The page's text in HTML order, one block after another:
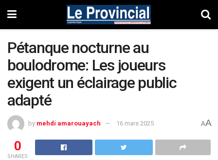
Pétanque nocturne au
boulodrome: Les joueurs
exigent un éclairage public
adapté
by mehdi amarouayach 16 mars 2025 AA
0
SHARES